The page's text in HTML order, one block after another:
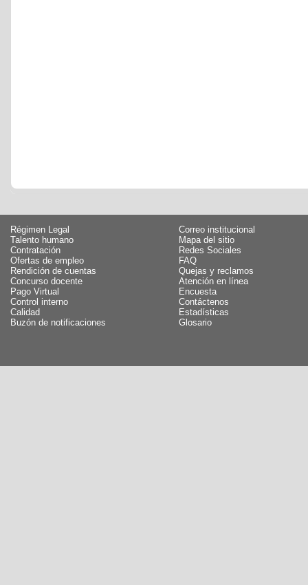
Régimen Legal
Talento humano
Contratación
Ofertas de empleo
Rendición de cuentas
Concurso docente
Pago Virtual
Control interno
Calidad
Buzón de notificaciones
Correo institucional
Mapa del sitio
Redes Sociales
FAQ
Quejas y reclamos
Atención en línea
Encuesta
Contáctenos
Estadísticas
Glosario